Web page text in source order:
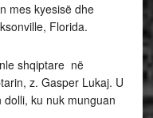
mes kyesisë dhe
Florida.
shqiptare në
z. Gasper Lukaj. U
ku nuk munguan